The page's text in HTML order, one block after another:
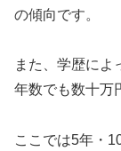
の傾向です。
また、学歴によ
年数でも数十万
ここでは5年・